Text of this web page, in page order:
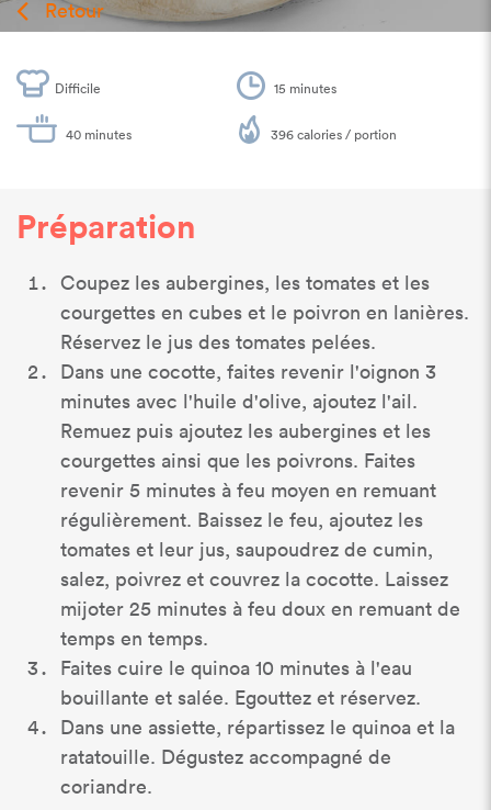
Retour
Difficile 15 minutes
40 minutes 396 calories / portion
Préparation
Coupez les aubergines, les tomates et les
courgettes en cubes et le poivron en lanières.
Réservez le jus des tomates pelées.
Dans une cocotte, faites revenir l'oignon 3
minutes avec l'huile d'olive, ajoutez l'ail.
Remuez puis ajoutez les aubergines et les
courgettes ainsi que les poivrons. Faites
revenir 5 minutes à feu moyen en remuant
régulièrement. Baissez le feu, ajoutez les
tomates et leur jus, saupoudrez de cumin,
salez, poivrez et couvrez la cocotte. Laissez
mijoter 25 minutes à feu doux en remuant de
temps en temps.
Faites cuire le quinoa 10 minutes à l'eau
bouillante et salée. Egouttez et réservez.
Dans une assiette, répartissez le quinoa et la
ratatouille. Dégustez accompagné de
coriandre.